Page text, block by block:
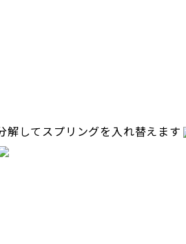
してスプリングを入れ替えます